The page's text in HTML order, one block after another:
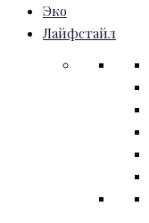
Эко
Лайфстайл